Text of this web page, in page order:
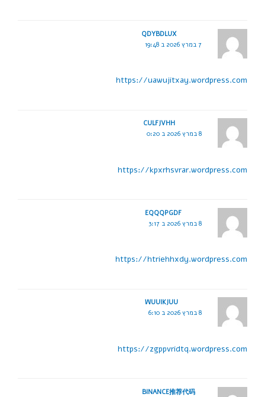
QDYBDLUX
7 במרץ 2026 ב 19:48
https://uawujitxay.wordpress.com
CULFJVHH
8 במרץ 2026 ב 0:20
https://kpxrhsvrar.wordpress.com
EQQQPGDF
8 במרץ 2026 ב 3:17
https://htriehhxdy.wordpress.com
WUUIKJUU
8 במרץ 2026 ב 6:10
https://zgppvridtq.wordpress.com
BINANCE推荐代码